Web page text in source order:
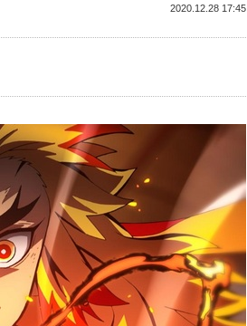
2020.12.28 17:45